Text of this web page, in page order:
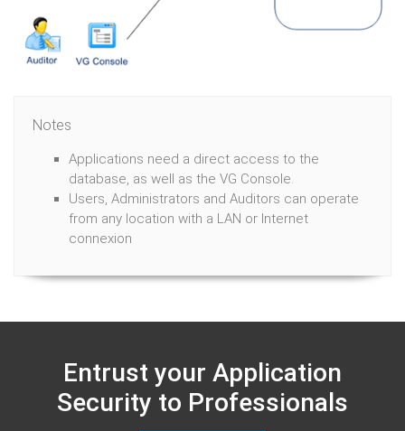
Notes
Applications need a direct access to the
database, as well as the VG Console.
Users, Administrators and Auditors can operate
from any location with a LAN or Internet
connexion
Entrust your Application
Security to Professionals